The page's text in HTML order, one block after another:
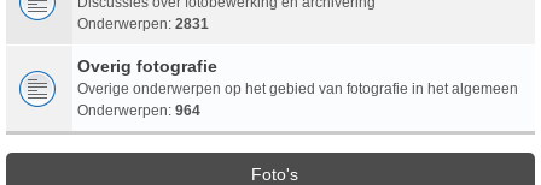
Onderwerpen: 2831
Overig fotografie
Overige onderwerpen op het gebied van fotografie in het algemeen
Onderwerpen: 964
Foto's